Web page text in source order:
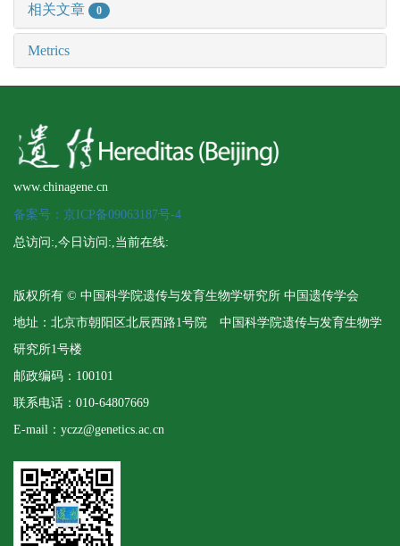
相关文章 0
Metrics
www.chinagene.cn
备案号：京ICP备09063187号-4
总访问: ,今日访问: ,当前在线:
版权所有 © 中国科学院遗传与发育生物学研究所 中国遗传学会
地址：北京市朝阳区北辰西路1号院 中国科学院遗传与发育生物学
研究所1号楼
邮政编码：100101
联系电话：010-64807669
E-mail：yczz@genetics.ac.cn